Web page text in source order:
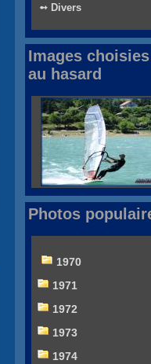
➻ Divers
Images choisies
au hasard
Photos
1970
1971
1972
1973
1974